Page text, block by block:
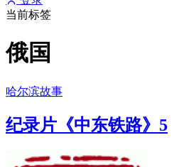
当前标签
俄国
哈尔滨故事
纪录片《中东铁路》5